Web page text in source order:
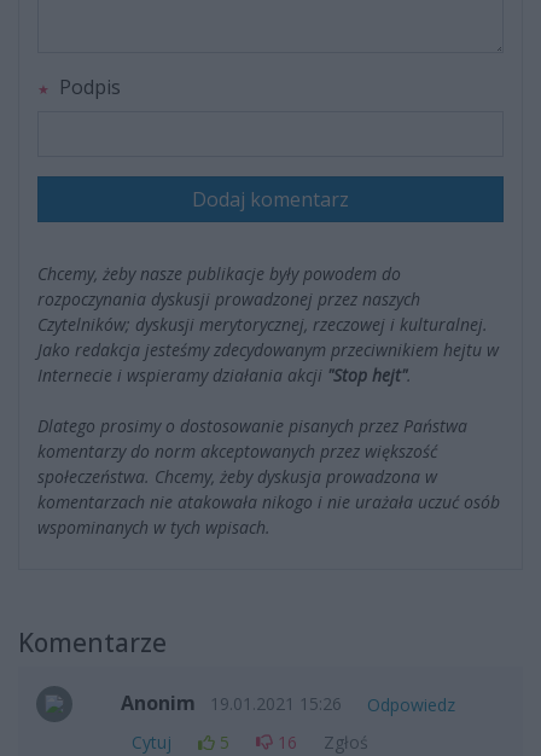
Podpis
Dodaj komentarz
Chcemy, żeby nasze publikacje były powodem do
rozpoczynania dyskusji prowadzonej przez naszych
Czytelników; dyskusji merytorycznej, rzeczowej i kulturalnej.
Jako redakcja jesteśmy zdecydowanym przeciwnikiem hejtu w
Internecie i wspieramy działania akcji "Stop hejt".
Dlatego prosimy o dostosowanie pisanych przez Państwa
komentarzy do norm akceptowanych przez większość
społeczeństwa. Chcemy, żeby dyskusja prowadzona w
komentarzach nie atakowała nikogo i nie urażała uczuć osób
wspominanych w tych wpisach.
Komentarze
Anonim 19.01.2021 15:26
Odpowiedz
Cytuj
5 16 Zgłoś